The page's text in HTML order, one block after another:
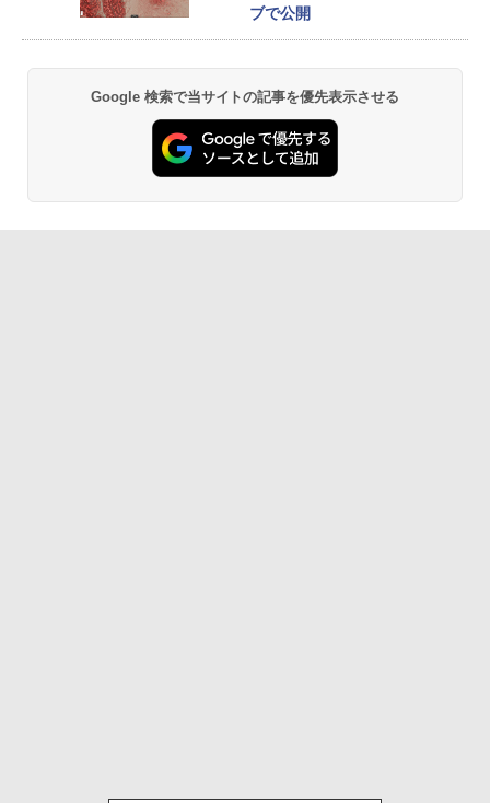
ブで公開
Google 検索で当サイトの記事を優先表示させる